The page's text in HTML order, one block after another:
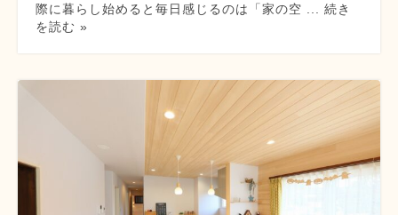
際に暮らし始めると毎日感じるのは「家の空 ... 続き
を読む »